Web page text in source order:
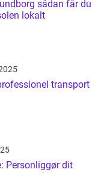
får du
lokalt
transport
Personliggør dit